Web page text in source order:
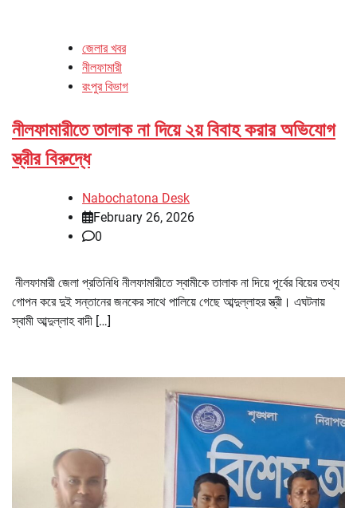
জেলার খবর
নীলফামারী
রংপুর বিভাগ
নীলফামারীতে তালাক না দিয়ে ২য় বিবাহ করার অভিযোগ
স্ত্রীর বিরুদ্ধে
Nabochatona Desk
February 26, 2026
0
নীলফামারী জেলা প্রতিনিধি নীলফামারীতে স্বামীকে তালাক না দিয়ে পূর্বের বিয়ের তথ্য
গোপন করে দুই সন্তানের জনকের সাথে পালিয়ে গেছে আব্দুল্লাহর স্ত্রী। এঘটনায়
স্বামী আব্দুল্লাহ বাদী […]